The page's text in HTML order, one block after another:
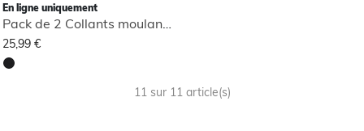
En ligne uniquement
25,99 €
11 sur 11 article(s)